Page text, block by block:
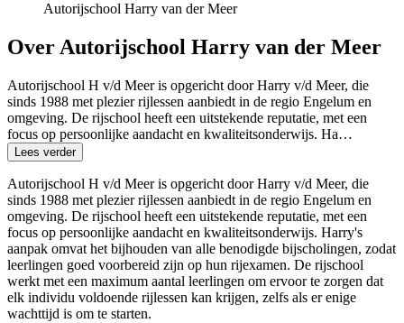
Autorijschool Harry van der Meer
Over Autorijschool Harry van der Meer
Autorijschool H v/d Meer is opgericht door Harry v/d Meer, die
sinds 1988 met plezier rijlessen aanbiedt in de regio Engelum en
omgeving. De rijschool heeft een uitstekende reputatie, met een
focus op persoonlijke aandacht en kwaliteitsonderwijs. Ha…
Lees verder
Autorijschool H v/d Meer is opgericht door Harry v/d Meer, die
sinds 1988 met plezier rijlessen aanbiedt in de regio Engelum en
omgeving. De rijschool heeft een uitstekende reputatie, met een
focus op persoonlijke aandacht en kwaliteitsonderwijs. Harry's
aanpak omvat het bijhouden van alle benodigde bijscholingen, zodat
leerlingen goed voorbereid zijn op hun rijexamen. De rijschool
werkt met een maximum aantal leerlingen om ervoor te zorgen dat
elk individu voldoende rijlessen kan krijgen, zelfs als er enige
wachttijd is om te starten.